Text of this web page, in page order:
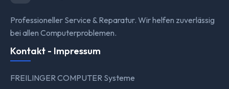
Professioneller Service & Reparatur. Wir helfen zuverlässig
bei allen Computerproblemen.
Kontakt - Impressum
FREILINGER COMPUTER Systeme